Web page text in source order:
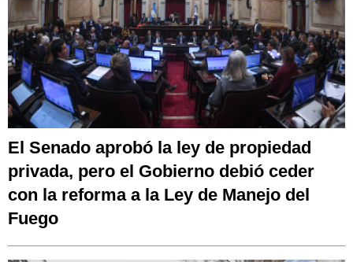
El Senado aprobó la ley de propiedad
privada, pero el Gobierno debió ceder
con la reforma a la Ley de Manejo del
Fuego